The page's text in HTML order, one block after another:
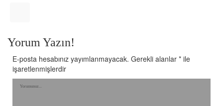
Yorum Yazın!
E-posta hesabınız yayımlanmayacak. Gerekli alanlar * ile
işaretlenmişlerdir